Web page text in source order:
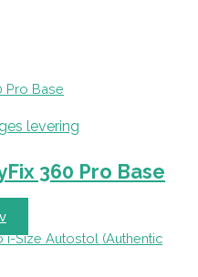
levering
360 Pro Base